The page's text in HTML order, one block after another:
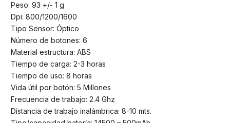
Peso: 93 +/- 1 g
Dpi: 800/1200/1600
Tipo Sensor: Óptico
Número de botones: 6
Material estructura: ABS
Tiempo de carga: 2-3 horas
Tiempo de uso: 8 horas
Vida útil por botón: 5 Millones
Frecuencia de trabajo: 2.4 Ghz
Distancia de trabajo inalámbrica: 8-10 mts.